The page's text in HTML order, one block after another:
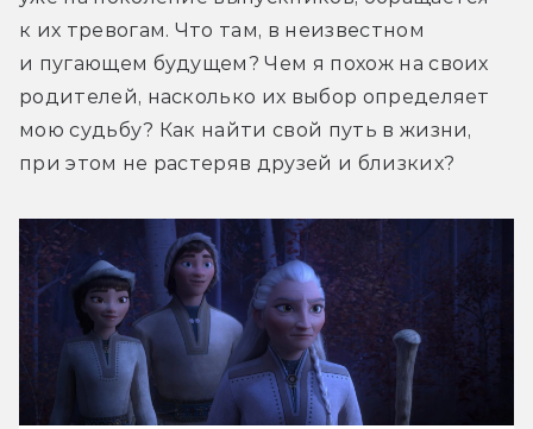
к их тревогам. Что там, в неизвестном
и пугающем будущем? Чем я похож на своих
родителей, насколько их выбор определяет
мою судьбу? Как найти свой путь в жизни,
при этом не растеряв друзей и близких?